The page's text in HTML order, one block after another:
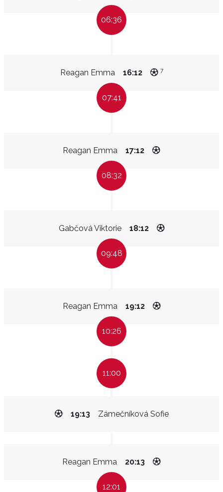
06:36
Reagan Emma 16:12 7
07:41
Reagan Emma 17:12
08:32
Gabčová Viktorie 18:12
09:48
Reagan Emma 19:12
10:26
11:00
Zámečníková Sofie
19:13
Reagan Emma 20:13
12:01